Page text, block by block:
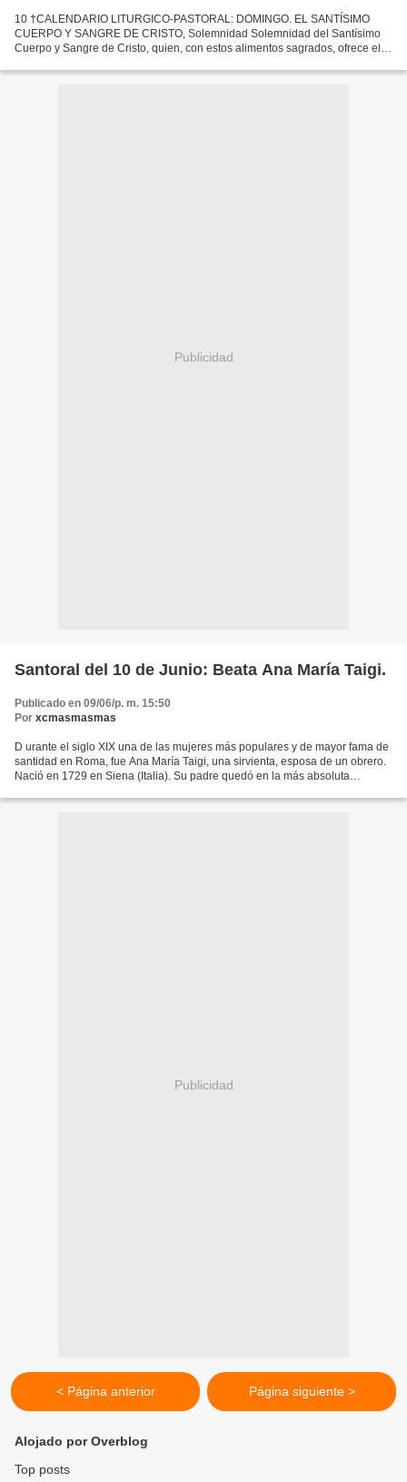
10 †CALENDARIO LITURGICO-PASTORAL: DOMINGO. EL SANTÍSIMO
CUERPO Y SANGRE DE CRISTO, Solemnidad Solemnidad del Santísimo
Cuerpo y Sangre de Cristo, quien, con estos alimentos sagrados, ofrece el
Publicidad
Santoral del 10 de Junio: Beata Ana María Taigi.
Publicado en 09/06/p. m. 15:50
Por xcmasmasmas
D urante el siglo XIX una de las mujeres más populares y de mayor fama de
santidad en Roma, fue Ana María Taigi, una sirvienta, esposa de un obrero.
Nació en 1729 en Siena (Italia). Su padre quedó en la más absoluta
Publicidad
< Página anterior Página siguiente >
Alojado por Overblog
Top posts